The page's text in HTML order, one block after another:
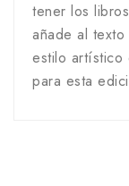
tener los
añade al
estilo artístico
para esta